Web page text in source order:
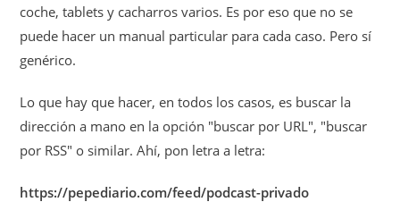
coche, tablets y cacharros varios. Es por eso que no se
puede hacer un manual particular para cada caso. Pero sí
genérico.
Lo que hay que hacer, en todos los casos, es buscar la
dirección a mano en la opción "buscar por URL", "buscar
por RSS" o similar. Ahí, pon letra a letra:
https://pepediario.com/feed/podcast-privado